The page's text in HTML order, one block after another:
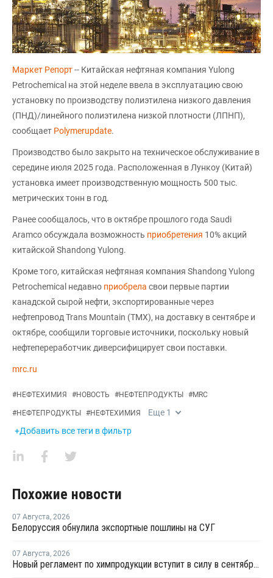
Маркет Репорт-- Китайская нефтяная компания Yulong
Petrochemical на этой неделе ввела в эксплуатацию свою
установку по производству полиэтилена низкого давления
(ПНД)/линейного полиэтилена низкой плотности (ЛПНП),
сообщает Polymerupdate.
Производство было закрыто на техническое обслуживание в
середине июля 2025 года. Расположенная в Лункоу (Китай)
установка имеет производственную мощность 500 тыс.
метрических тонн в год.
Ранее сообщалось, что в октябре прошлого года Saudi
Aramco обсуждала возможность приобретения 10% акций
китайской Shandong Yulong.
Кроме того, китайская нефтяная компания Shandong Yulong
Petrochemical недавно приобрела свои первые партии
канадской сырой нефти, экспортированные через
нефтепровод Trans Mountain (TMX), на доставку в сентябре и
октябре, сообщили торговые источники, поскольку новый
нефтепереработчик диверсифицирует свои поставки.
mrc.ru
#НЕФТЕХИМИЯ #НОВОСТЬ #НЕФТЕПРОДУКТЫ #MRC
#НЕФТЕПРОДУКТЫ #НЕФТЕХИМИЯ Еще 1
+Добавить все теги в фильтр
Похожие новости
07 Августа, 2026
Белоруссия обнулила экспортные пошлины на СУГ
07 Августа, 2026
Новый регламент по химпродукции вступит в силу в сентябре 2027 года